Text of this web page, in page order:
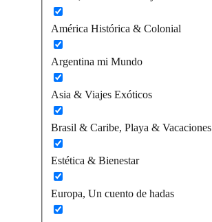
América Histórica & Colonial
Argentina mi Mundo
Asia & Viajes Exóticos
Brasil & Caribe, Playa & Vacaciones
Estética & Bienestar
Europa, Un cuento de hadas